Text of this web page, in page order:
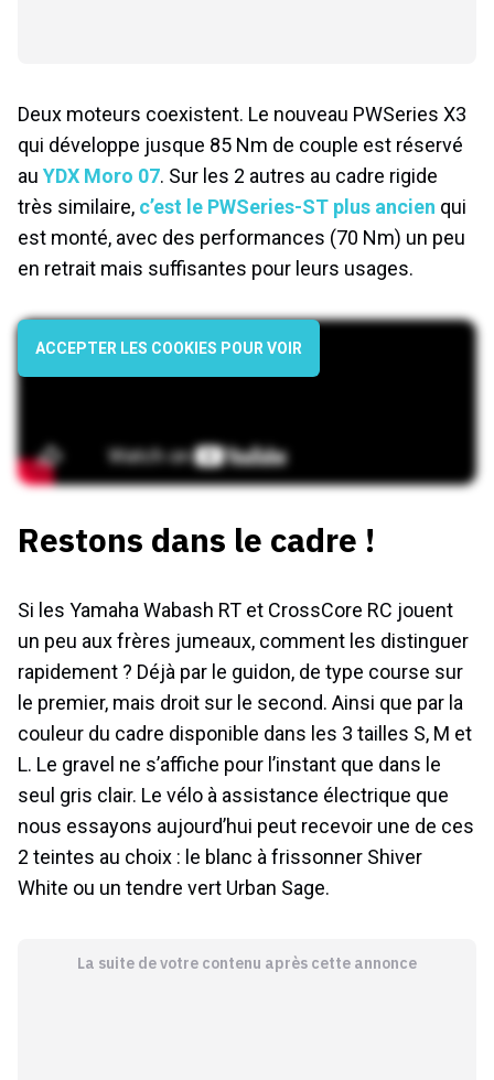
Deux moteurs coexistent. Le nouveau PWSeries X3
qui développe jusque 85 Nm de couple est réservé
au YDX Moro 07. Sur les 2 autres au cadre rigide
très similaire, c’est le PWSeries-ST plus ancien qui
est monté, avec des performances (70 Nm) un peu
en retrait mais suffisantes pour leurs usages.
ACCEPTER LES COOKIES POUR VOIR
Restons dans le cadre !
Si les Yamaha Wabash RT et CrossCore RC jouent
un peu aux frères jumeaux, comment les distinguer
rapidement ? Déjà par le guidon, de type course sur
le premier, mais droit sur le second. Ainsi que par la
couleur du cadre disponible dans les 3 tailles S, M et
L. Le gravel ne s’affiche pour l’instant que dans le
seul gris clair. Le vélo à assistance électrique que
nous essayons aujourd’hui peut recevoir une de ces
2 teintes au choix : le blanc à frissonner Shiver
White ou un tendre vert Urban Sage.
La suite de votre contenu après cette annonce